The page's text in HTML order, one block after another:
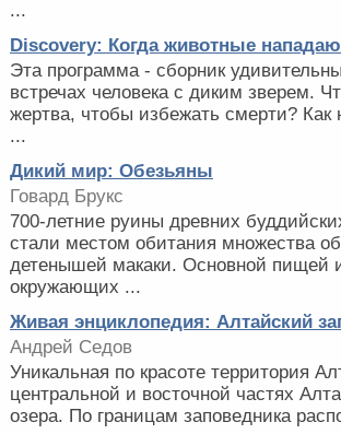
...
Discovery: Когда животные
Эта программа - сборник
встречах человека с диким зверем.
жертва, чтобы избежать смерти? Как
...
Дикий мир: Обезьяны
Говард Брукс
700-летние руины древних
стали местом обитания множества
детенышей макаки. Основной пищей
окружающих ...
Живая энциклопедия: Алтайский
Андрей Седов
Уникальная по красоте территория
центральной и восточной частях
озера. По границам заповедника